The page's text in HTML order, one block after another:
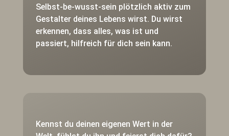
Selbst-be-wusst-sein plötzlich aktiv zum
Gestalter deines Lebens wirst. Du wirst
erkennen, dass alles, was ist und
passiert, hilfreich für dich sein kann.
Kennst du deinen eigenen Wert in der